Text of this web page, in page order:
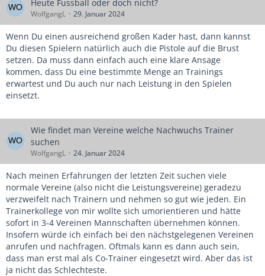
Heute Fussball oder doch nicht?
WolfgangL 29. Januar 2024
Wenn Du einen ausreichend großen Kader hast, dann kannst
Du diesen Spielern natürlich auch die Pistole auf die Brust
setzen. Da muss dann einfach auch eine klare Ansage
kommen, dass Du eine bestimmte Menge an Trainings
erwartest und Du auch nur nach Leistung in den Spielen
einsetzt.
Wie findet man Vereine welche Nachwuchs Trainer
suchen
WolfgangL 24. Januar 2024
Nach meinen Erfahrungen der letzten Zeit suchen viele
normale Vereine (also nicht die Leistungsvereine) geradezu
verzweifelt nach Trainern und nehmen so gut wie jeden. Ein
Trainerkollege von mir wollte sich umorientieren und hätte
sofort in 3-4 Vereinen Mannschaften übernehmen können.
Insofern würde ich einfach bei den nächstgelegenen Vereinen
anrufen und nachfragen. Oftmals kann es dann auch sein,
dass man erst mal als Co-Trainer eingesetzt wird. Aber das ist
ja nicht das Schlechteste.